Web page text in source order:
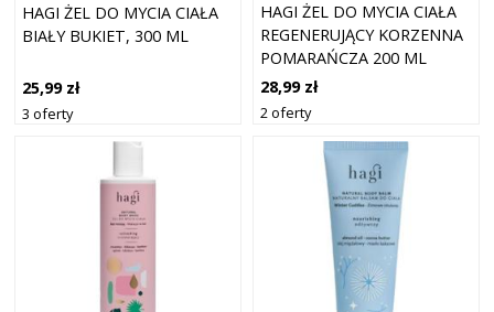
HAGI ŻEL DO MYCIA CIAŁA
BIAŁY BUKIET, 300 ML
25,99 zł
3 oferty
HAGI ŻEL DO MYCIA CIAŁA
REGENERUJĄCY KORZENNA
POMARAŃCZA 200 ML
28,99 zł
2 oferty